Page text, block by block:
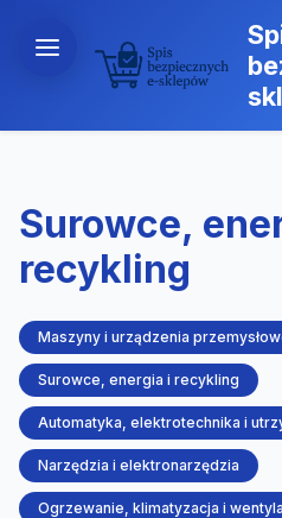
Surowce,
recykling
Maszyny i urządzenia
Surowce, energia i recykling
Automatyka, elektrotechnika i
Narzędzia i elektronarzędzia
Ogrzewanie, klimatyzacja i